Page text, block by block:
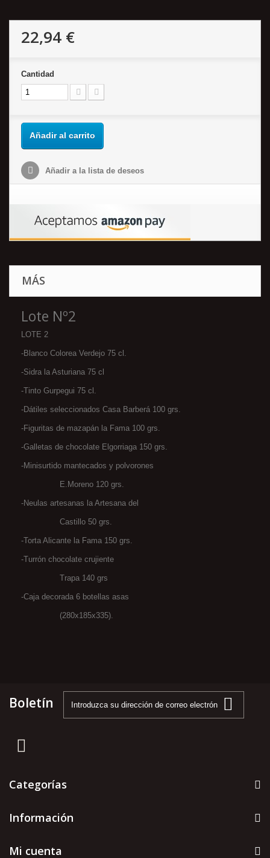
22,94 €
Cantidad
Añadir al carrito
Añadir a la lista de deseos
MÁS
Lote Nº2
LOTE 2
-Blanco Colorea Verdejo 75 cl.
-Sidra la Asturiana 75 cl
-Tinto Gurpegui 75 cl.
-Dátiles seleccionados Casa Barberá 100 grs.
-Figuritas de mazapán la Fama 100 grs.
-Galletas de chocolate Elgorriaga 150 grs.
-Minisurtido mantecados y polvorones
E.Moreno 120 grs.
-Neulas artesanas la Artesana del
Castillo 50 grs.
-Torta Alicante la Fama 150 grs.
-Turrón chocolate crujiente
Trapa 140 grs
-Caja decorada 6 botellas asas
(280x185x335).
Boletín
Categorías
Información
Mi cuenta